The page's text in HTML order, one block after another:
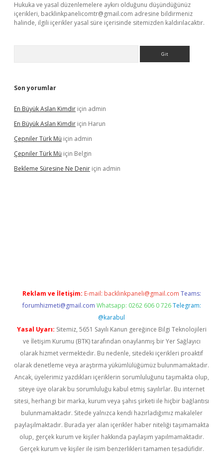
Hukuka ve yasal düzenlemelere aykırı olduğunu düşündüğünüz
içerikleri, backlinkpanelicomtr@gmail.com adresine bildirmeniz
halinde, ilgili içerikler yasal süre içerisinde sitemizden kaldırılacaktır.
Son yorumlar
En Büyük Aslan Kimdir için admin
En Büyük Aslan Kimdir için Harun
Çepniler Türk Mü için admin
Çepniler Türk Mü için Belgin
Bekleme Süresine Ne Denir için admin
Reklam ve İletişim: E-mail: backlinkpaneli@gmail.com Teams:
forumhizmeti@gmail.com Whatsapp: 0262 606 0 726 Telegram:
@karabul
Yasal Uyarı: Sitemiz, 5651 Sayılı Kanun gereğince Bilgi Teknolojileri
ve İletişim Kurumu (BTK) tarafından onaylanmış bir Yer Sağlayıcı
olarak hizmet vermektedir. Bu nedenle, sitedeki içerikleri proaktif
olarak denetleme veya araştırma yükümlülüğümüz bulunmamaktadır.
Ancak, üyelerimiz yazdıkları içeriklerin sorumluluğunu taşımakta olup,
siteye üye olarak bu sorumluluğu kabul etmiş sayılırlar. Bu internet
sitesi, herhangi bir marka, kurum veya şahıs şirketi ile hiçbir bağlantısı
bulunmamaktadır. Sitede yalnızca kendi hazırladığımız makaleler
paylaşılmaktadır. Burada yer alan içerikler haber niteliği taşımamakta
olup, gerçek kurum ve kişiler hakkında paylaşım yapılmamaktadır.
Gerçek kurum ve kişiler ile isim benzerlikleri tamamen tesadüfidir.